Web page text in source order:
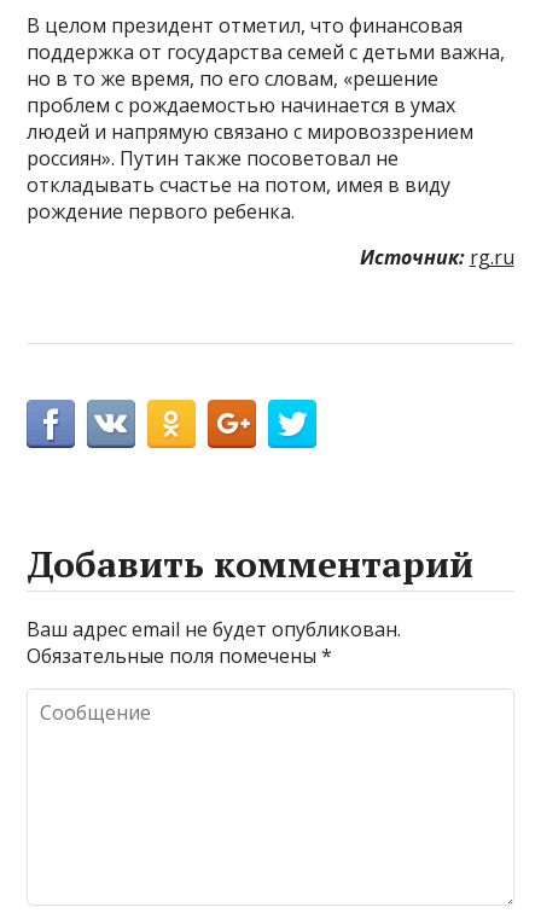
В целом президент отметил, что финансовая
поддержка от государства семей с детьми важна,
но в то же время, по его словам, «решение
проблем с рождаемостью начинается в умах
людей и напрямую связано с мировоззрением
россиян». Путин также посоветовал не
откладывать счастье на потом, имея в виду
рождение первого ребенка.
Источник: rg.ru
Добавить комментарий
Ваш адрес email не будет опубликован.
Обязательные поля помечены*